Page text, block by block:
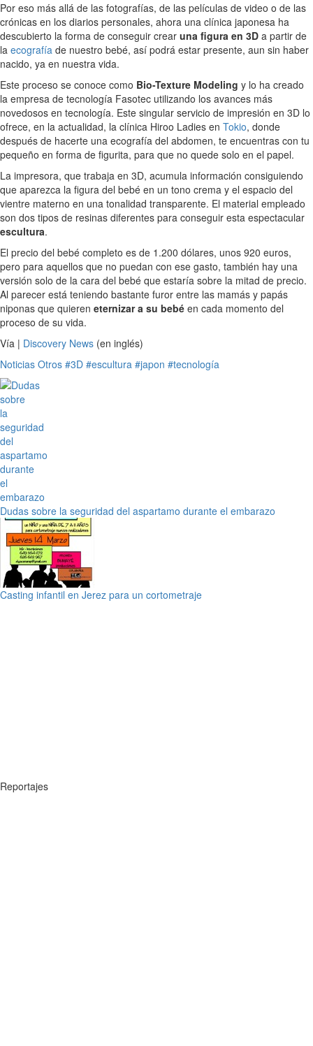
Por eso más allá de las fotografías, de las películas de video o de las
crónicas en los diarios personales, ahora una clínica japonesa ha
descubierto la forma de conseguir crear una figura en 3D a partir de
la ecografía de nuestro bebé, así podrá estar presente, aun sin haber
nacido, ya en nuestra vida.
Este proceso se conoce como Bio-Texture Modeling y lo ha creado
la empresa de tecnología Fasotec utilizando los avances más
novedosos en tecnología. Este singular servicio de impresión en 3D lo
ofrece, en la actualidad, la clínica Hiroo Ladies en Tokio, donde
después de hacerte una ecografía del abdomen, te encuentras con tu
pequeño en forma de figurita, para que no quede solo en el papel.
La impresora, que trabaja en 3D, acumula información consiguiendo
que aparezca la figura del bebé en un tono crema y el espacio del
vientre materno en una tonalidad transparente. El material empleado
son dos tipos de resinas diferentes para conseguir esta espectacular
escultura.
El precio del bebé completo es de 1.200 dólares, unos 920 euros,
pero para aquellos que no puedan con ese gasto, también hay una
versión solo de la cara del bebé que estaría sobre la mitad de precio.
Al parecer está teniendo bastante furor entre las mamás y papás
niponas que quieren eternizar a su bebé en cada momento del
proceso de su vida.
Vía | Discovery News (en inglés)
Noticias Otros #3D #escultura #japon #tecnología
Dudas sobre la seguridad del aspartamo durante el embarazo
Casting infantil en Jerez para un cortometraje
Reportajes